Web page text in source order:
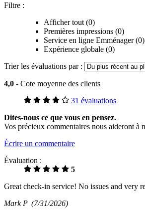
Filtre :
Afficher tout (0)
Premières impressions (0)
Service en ligne Emménager (0)
Expérience globale (0)
Trier les évaluations par :
4,0 - Cote moyenne des clients
31 évaluations
Dites-nous ce que vous en pensez.
Vos précieux commentaires nous aideront à
Écrire un commentaire
Évaluation :
5
Great check-in service! No issues and very
Mark P (7/31/2026)